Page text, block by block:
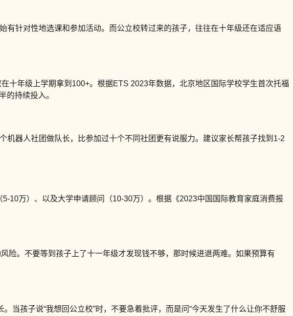
有针对性地选课和参加活动。而公立校转过来的孩子，往往在十年级还在适应语
十年级上学期拿到100+。根据ETS 2023年数据，北京地区国际学校学生首次托福
的持续投入。
机器人社团做队长，比参加过十个不同社团更有说服力。建议家长帮孩子找到1-2
10万）、以及大学申请顾问（10-30万）。根据《2023中国国际教育家庭消费报
险。不要等到孩子上了十一年级才发现钱不够，那时候进退两难。如果预算有
。当孩子说“我想回公立校”时，不要急着批评，而是问“今天发生了什么让你不舒服